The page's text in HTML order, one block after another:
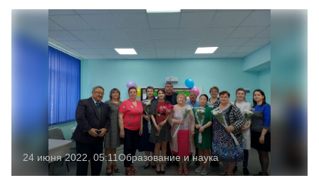
24 июня 2022, 05:11Образование и наука